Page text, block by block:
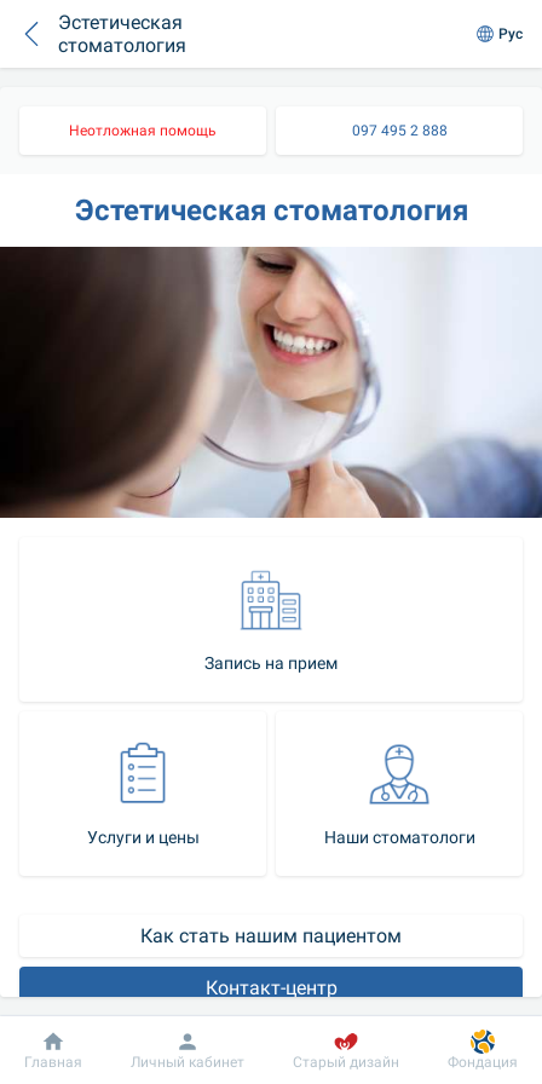
Эстетическая
стоматология
Рус
Неотложная помощь 097 495 2 888
Эстетическая стоматология
Запись на прием
Услуги и цены Наши стоматологи
Как стать нашим пациентом
Контакт-центр
Красота и здоровый вид зубов – важные составляющие
Добробут Информация Пациенту
Главная Личный кабинет Старый дизайн Фондация